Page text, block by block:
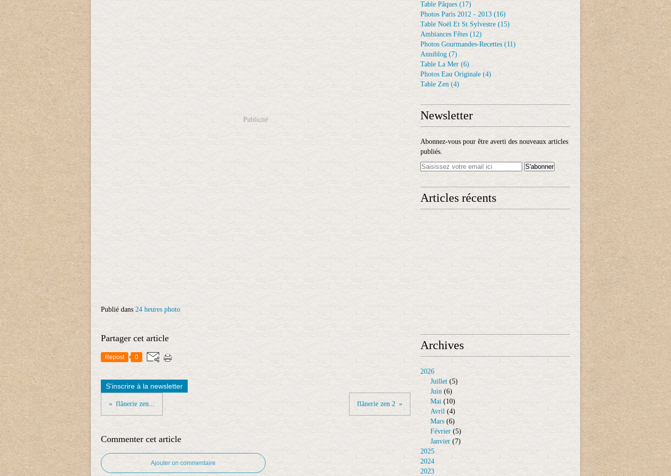
Publicité
Publié dans 24 heures photo
Partager cet article
Repost 0
S'inscrire à la newsletter
flânerie zen... flânerie zen 2
Commenter cet article
Ajouter un commentaire
Table Pâques (17)
Photos Paris 2012 - 2013 (16)
Table Noël Et St Sylvestre (15)
Ambiances Fêtes (12)
Photos Gourmandes-Recettes (11)
Anniblog (7)
Table La Mer (6)
Photos Eau Originale (4)
Table Zen (4)
Newsletter
Abonnez-vous pour être averti des nouveaux articles
publiés.
Articles récents
Archives
2026
Juillet (5)
Juin (6)
Mai (10)
Avril (4)
Mars (6)
Février (5)
Janvier (7)
2025
2024
2023